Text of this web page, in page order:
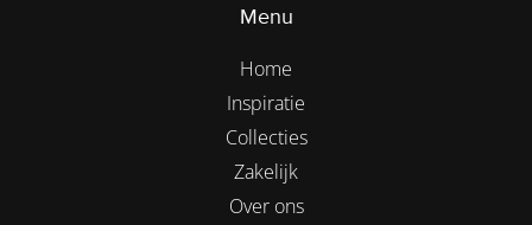
Menu
Home
Inspiratie
Collecties
Zakelijk
Over ons